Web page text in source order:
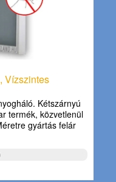
Vízszintes
Kétszárnyú
termék, közvetlenül
gyártás felár